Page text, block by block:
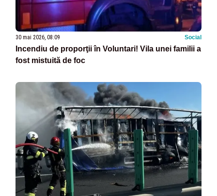
30 mai 2026, 08:09 Social
Incendiu de proporţii în Voluntari! Vila unei familii a
fost mistuită de foc